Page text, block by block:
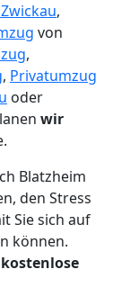
,
von
,
, Privatumzug
oder
wir
Blatzheim
den Stress
Sie sich auf
können.
kostenlose